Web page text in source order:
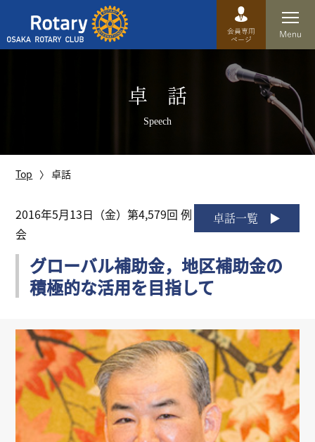
運営方針
歴史
特徴
理事・役員・委員会
リンク
会員専用ページ
English
卓 話
Speech
Top 卓話
卓話一覧
2016年5月13日（金）第4,579回 例
会
グローバル補助金，地区補助金の
積極的な活用を目指して